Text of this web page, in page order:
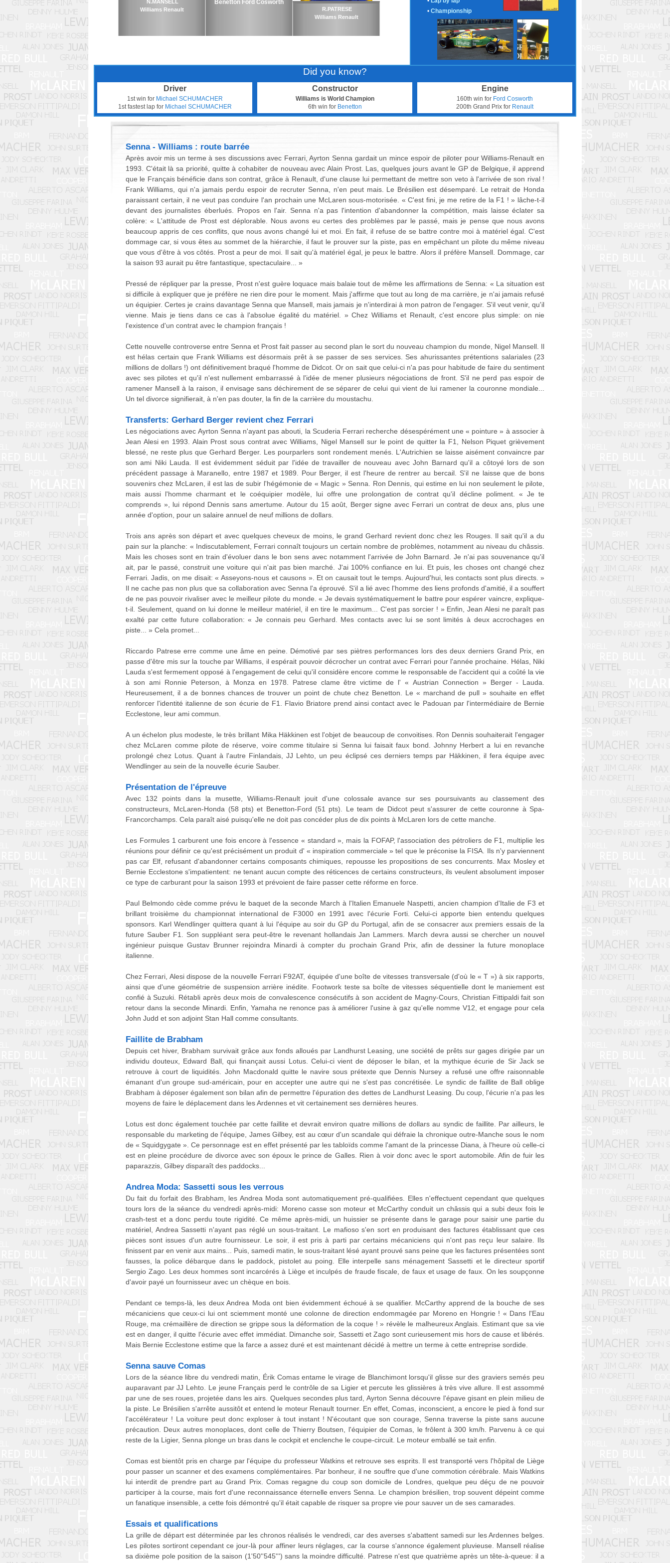
N.MANSELL
Williams Renault
Benetton Ford Cosworth
R.PATRESE
Williams Renault
• Championship
Did you know?
Driver
1st win for Michael SCHUMACHER
1st fastest lap for Michael SCHUMACHER
Constructor
Williams is World Champion
6th win for Benetton
Engine
160th win for Ford Cosworth
200th Grand Prix for Renault
Senna - Williams : route barrée
Après avoir mis un terme à ses discussions avec Ferrari, Ayrton Senna gardait un mince espoir de piloter pour Williams-Renault en
1993. C'était là sa priorité, quitte à cohabiter de nouveau avec Alain Prost. Las, quelques jours avant le GP de Belgique, il apprend
que le Français bénéficie dans son contrat, grâce à Renault, d'une clause lui permettant de mettre son veto à l'arrivée de son rival !
Frank Williams, qui n'a jamais perdu espoir de recruter Senna, n'en peut mais. Le Brésilien est désemparé. Le retrait de Honda
paraissant certain, il ne veut pas conduire l'an prochain une McLaren sous-motorisée. « C'est fini, je me retire de la F1 ! » lâche-t-il
devant des journalistes éberlués. Propos en l'air. Senna n'a pas l'intention d'abandonner la compétition, mais laisse éclater sa
colère: « L'attitude de Prost est déplorable. Nous avons eu certes des problèmes par le passé, mais je pense que nous avons
beaucoup appris de ces conflits, que nous avons changé lui et moi. En fait, il refuse de se battre contre moi à matériel égal. C'est
dommage car, si vous êtes au sommet de la hiérarchie, il faut le prouver sur la piste, pas en empêchant un pilote du même niveau
que vous d'être à vos côtés. Prost a peur de moi. Il sait qu'à matériel égal, je peux le battre. Alors il préfère Mansell. Dommage, car
la saison 93 aurait pu être fantastique, spectaculaire... »
Pressé de répliquer par la presse, Prost n'est guère loquace mais balaie tout de même les affirmations de Senna: « La situation est
si difficile à expliquer que je préfère ne rien dire pour le moment. Mais j'affirme que tout au long de ma carrière, je n'ai jamais refusé
un équipier. Certes je crains davantage Senna que Mansell, mais jamais je n'interdirai à mon patron de l'engager. S'il veut venir, qu'il
vienne. Mais je tiens dans ce cas à l'absolue égalité du matériel. » Chez Williams et Renault, c'est encore plus simple: on nie
l'existence d'un contrat avec le champion français !
Cette nouvelle controverse entre Senna et Prost fait passer au second plan le sort du nouveau champion du monde, Nigel Mansell. Il
est hélas certain que Frank Williams est désormais prêt à se passer de ses services. Ses ahurissantes prétentions salariales (23
millions de dollars !) ont définitivement braqué l'homme de Didcot. Or on sait que celui-ci n'a pas pour habitude de faire du sentiment
avec ses pilotes et qu'il n'est nullement embarrassé à l'idée de mener plusieurs négociations de front. S'il ne perd pas espoir de
ramener Mansell à la raison, il envisage sans déchirement de se séparer de celui qui vient de lui ramener la couronne mondiale...
Un tel divorce signifierait, à n'en pas douter, la fin de la carrière du moustachu.
Transferts: Gerhard Berger revient chez Ferrari
Les négociations avec Ayrton Senna n'ayant pas abouti, la Scuderia Ferrari recherche désespérément une « pointure » à associer à
Jean Alesi en 1993. Alain Prost sous contrat avec Williams, Nigel Mansell sur le point de quitter la F1, Nelson Piquet grièvement
blessé, ne reste plus que Gerhard Berger. Les pourparlers sont rondement menés. L'Autrichien se laisse aisément convaincre par
son ami Niki Lauda. Il est évidemment séduit par l'idée de travailler de nouveau avec John Barnard qu'il a côtoyé lors de son
précédent passage à Maranello, entre 1987 et 1989. Pour Berger, il est l'heure de rentrer au bercail. S'il ne laisse que de bons
souvenirs chez McLaren, il est las de subir l'hégémonie de « Magic » Senna. Ron Dennis, qui estime en lui non seulement le pilote,
mais aussi l'homme charmant et le coéquipier modèle, lui offre une prolongation de contrat qu'il décline poliment. « Je te
comprends », lui répond Dennis sans amertume. Autour du 15 août, Berger signe avec Ferrari un contrat de deux ans, plus une
année d'option, pour un salaire annuel de neuf millions de dollars.
Trois ans après son départ et avec quelques cheveux de moins, le grand Gerhard revient donc chez les Rouges. Il sait qu'il a du
pain sur la planche: « Indiscutablement, Ferrari connaît toujours un certain nombre de problèmes, notamment au niveau du châssis.
Mais les choses sont en train d'évoluer dans le bon sens avec notamment l'arrivée de John Barnard. Je n'ai pas souvenance qu'il
ait, par le passé, construit une voiture qui n'ait pas bien marché. J'ai 100% confiance en lui. Et puis, les choses ont changé chez
Ferrari. Jadis, on me disait: « Asseyons-nous et causons ». Et on causait tout le temps. Aujourd'hui, les contacts sont plus directs. »
Il ne cache pas non plus que sa collaboration avec Senna l'a éprouvé. S'il a lié avec l'homme des liens profonds d'amitié, il a souffert
de ne pas pouvoir rivaliser avec le meilleur pilote du monde. « Je devais systématiquement le battre pour espérer vaincre, explique-
t-il. Seulement, quand on lui donne le meilleur matériel, il en tire le maximum... C'est pas sorcier ! » Enfin, Jean Alesi ne paraît pas
exalté par cette future collaboration: « Je connais peu Gerhard. Mes contacts avec lui se sont limités à deux accrochages en
piste... » Cela promet...
Riccardo Patrese erre comme une âme en peine. Démotivé par ses piètres performances lors des deux derniers Grand Prix, en
passe d'être mis sur la touche par Williams, il espérait pouvoir décrocher un contrat avec Ferrari pour l'année prochaine. Hélas, Niki
Lauda s'est fermement opposé à l'engagement de celui qu'il considère encore comme le responsable de l'accident qui a coûté la vie
à son ami Ronnie Peterson, à Monza en 1978. Patrese clame être victime de l' « Austrian Connection » Berger - Lauda.
Heureusement, il a de bonnes chances de trouver un point de chute chez Benetton. Le « marchand de pull » souhaite en effet
renforcer l'identité italienne de son écurie de F1. Flavio Briatore prend ainsi contact avec le Padouan par l'intermédiaire de Bernie
Ecclestone, leur ami commun.
A un échelon plus modeste, le très brillant Mika Häkkinen est l'objet de beaucoup de convoitises. Ron Dennis souhaiterait l'engager
chez McLaren comme pilote de réserve, voire comme titulaire si Senna lui faisait faux bond. Johnny Herbert a lui en revanche
prolongé chez Lotus. Quant à l'autre Finlandais, JJ Lehto, un peu éclipsé ces derniers temps par Häkkinen, il fera équipe avec
Wendlinger au sein de la nouvelle écurie Sauber.
Présentation de l'épreuve
Avec 132 points dans la musette, Williams-Renault jouit d'une colossale avance sur ses poursuivants au classement des
constructeurs, McLaren-Honda (58 pts) et Benetton-Ford (51 pts). Le team de Didcot peut s'assurer de cette couronne à Spa-
Francorchamps. Cela paraît aisé puisqu'elle ne doit pas concéder plus de dix points à McLaren lors de cette manche.
Les Formules 1 carburent une fois encore à l'essence « standard », mais la FOFAP, l'association des pétroliers de F1, multiplie les
réunions pour définir ce qu'est précisément un produit d' « inspiration commerciale » tel que le préconise la FISA. Ils n'y parviennent
pas car Elf, refusant d'abandonner certains composants chimiques, repousse les propositions de ses concurrents. Max Mosley et
Bernie Ecclestone s'impatientent: ne tenant aucun compte des réticences de certains constructeurs, ils veulent absolument imposer
ce type de carburant pour la saison 1993 et prévoient de faire passer cette réforme en force.
Paul Belmondo cède comme prévu le baquet de la seconde March à l'Italien Emanuele Naspetti, ancien champion d'Italie de F3 et
brillant troisième du championnat international de F3000 en 1991 avec l'écurie Forti. Celui-ci apporte bien entendu quelques
sponsors. Karl Wendlinger quittera quant à lui l'équipe au soir du GP du Portugal, afin de se consacrer aux premiers essais de la
future Sauber F1. Son suppléant sera peut-être le revenant hollandais Jan Lammers. March devra aussi se chercher un nouvel
ingénieur puisque Gustav Brunner rejoindra Minardi à compter du prochain Grand Prix, afin de dessiner la future monoplace
italienne.
Chez Ferrari, Alesi dispose de la nouvelle Ferrari F92AT, équipée d'une boîte de vitesses transversale (d'où le « T ») à six rapports,
ainsi que d'une géométrie de suspension arrière inédite. Footwork teste sa boîte de vitesses séquentielle dont le maniement est
confié à Suzuki. Rétabli après deux mois de convalescence consécutifs à son accident de Magny-Cours, Christian Fittipaldi fait son
retour dans la seconde Minardi. Enfin, Yamaha ne renonce pas à améliorer l'usine à gaz qu'elle nomme V12, et engage pour cela
John Judd et son adjoint Stan Hall comme consultants.
Faillite de Brabham
Depuis cet hiver, Brabham survivait grâce aux fonds alloués par Landhurst Leasing, une société de prêts sur gages dirigée par un
individu douteux, Edward Ball, qui finançait aussi Lotus. Celui-ci vient de déposer le bilan, et la mythique écurie de Sir Jack se
retrouve à court de liquidités. John Macdonald quitte le navire sous prétexte que Dennis Nursey a refusé une offre raisonnable
émanant d'un groupe sud-américain, pour en accepter une autre qui ne s'est pas concrétisée. Le syndic de faillite de Ball oblige
Brabham à déposer également son bilan afin de permettre l'épuration des dettes de Landhurst Leasing. Du coup, l'écurie n'a pas les
moyens de faire le déplacement dans les Ardennes et vit certainement ses dernières heures.
Lotus est donc également touchée par cette faillite et devrait environ quatre millions de dollars au syndic de faillite. Par ailleurs, le
responsable du marketing de l'équipe, James Gilbey, est au cœur d'un scandale qui défraie la chronique outre-Manche sous le nom
de « Squidgygate ». Ce personnage est en effet présenté par les tabloïds comme l'amant de la princesse Diana, à l'heure où celle-ci
est en pleine procédure de divorce avec son époux le prince de Galles. Rien à voir donc avec le sport automobile. Afin de fuir les
paparazzis, Gilbey disparaît des paddocks...
Andrea Moda: Sassetti sous les verrous
Du fait du forfait des Brabham, les Andrea Moda sont automatiquement pré-qualifiées. Elles n'effectuent cependant que quelques
tours lors de la séance du vendredi après-midi: Moreno casse son moteur et McCarthy conduit un châssis qui a subi deux fois le
crash-test et a donc perdu toute rigidité. Ce même après-midi, un huissier se présente dans le garage pour saisir une partie du
matériel, Andrea Sassetti n'ayant pas réglé un sous-traitant. Le mafioso s'en sort en produisant des factures établissant que ces
pièces sont issues d'un autre fournisseur. Le soir, il est pris à parti par certains mécaniciens qui n'ont pas reçu leur salaire. Ils
finissent par en venir aux mains... Puis, samedi matin, le sous-traitant lésé ayant prouvé sans peine que les factures présentées sont
fausses, la police débarque dans le paddock, pistolet au poing. Elle interpelle sans ménagement Sassetti et le directeur sportif
Sergio Zago. Les deux hommes sont incarcérés à Liège et inculpés de fraude fiscale, de faux et usage de faux. On les soupçonne
d'avoir payé un fournisseur avec un chèque en bois.
Pendant ce temps-là, les deux Andrea Moda ont bien évidemment échoué à se qualifier. McCarthy apprend de la bouche de ses
mécaniciens que ceux-ci lui ont sciemment monté une colonne de direction endommagée par Moreno en Hongrie ! « Dans l'Eau
Rouge, ma crémaillère de direction se grippe sous la déformation de la coque ! » révèle le malheureux Anglais. Estimant que sa vie
est en danger, il quitte l'écurie avec effet immédiat. Dimanche soir, Sassetti et Zago sont curieusement mis hors de cause et libérés.
Mais Bernie Ecclestone estime que la farce a assez duré et est maintenant décidé à mettre un terme à cette entreprise sordide.
Senna sauve Comas
Lors de la séance libre du vendredi matin, Érik Comas entame le virage de Blanchimont lorsqu'il glisse sur des graviers semés peu
auparavant par JJ Lehto. Le jeune Français perd le contrôle de sa Ligier et percute les glissières à très vive allure. Il est assommé
par une de ses roues, projetée dans les airs. Quelques secondes plus tard, Ayrton Senna découvre l'épave gisant en plein milieu de
la piste. Le Brésilien s'arrête aussitôt et entend le moteur Renault tourner. En effet, Comas, inconscient, a encore le pied à fond sur
l'accélérateur ! La voiture peut donc exploser à tout instant ! N'écoutant que son courage, Senna traverse la piste sans aucune
précaution. Deux autres monoplaces, dont celle de Thierry Boutsen, l'équipier de Comas, le frôlent à 300 km/h. Parvenu à ce qui
reste de la Ligier, Senna plonge un bras dans le cockpit et enclenche le coupe-circuit. Le moteur emballé se tait enfin.
Comas est bientôt pris en charge par l'équipe du professeur Watkins et retrouve ses esprits. Il est transporté vers l'hôpital de Liège
pour passer un scanner et des examens complémentaires. Par bonheur, il ne souffre que d'une commotion cérébrale. Mais Watkins
lui interdit de prendre part au Grand Prix. Comas regagne du coup son domicile de Londres, quelque peu déçu de ne pouvoir
participer à la course, mais fort d'une reconnaissance éternelle envers Senna. Le champion brésilien, trop souvent dépeint comme
un fanatique insensible, a cette fois démontré qu'il était capable de risquer sa propre vie pour sauver un de ses camarades.
Essais et qualifications
La grille de départ est déterminée par les chronos réalisés le vendredi, car des averses s'abattent samedi sur les Ardennes belges.
Les pilotes sortiront cependant ce jour-là pour affiner leurs réglages, car la course s'annonce également pluvieuse. Mansell réalise
sa dixième pole position de la saison (1'50''545''') sans la moindre difficulté. Patrese n'est que quatrième après un tête-à-queue: il a